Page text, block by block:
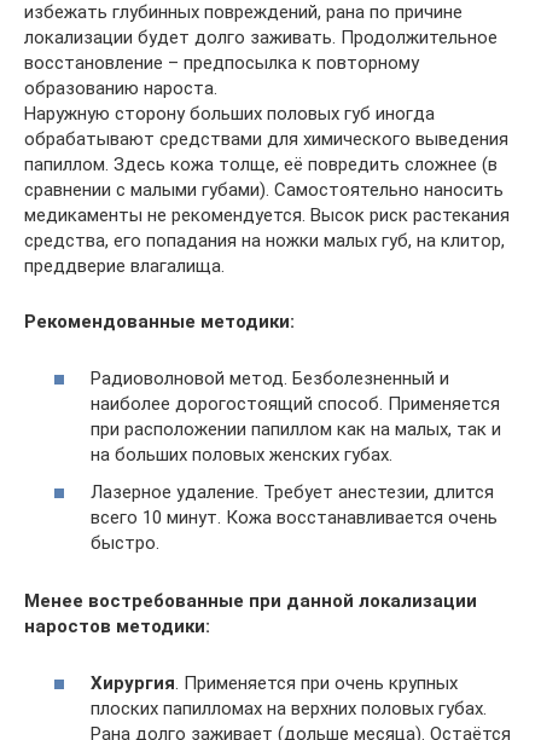
избежать глубинных повреждений, рана по причине
локализации будет долго заживать. Продолжительное
восстановление – предпосылка к повторному
образованию нароста.
Наружную сторону больших половых губ иногда
обрабатывают средствами для химического выведения
папиллом. Здесь кожа толще, её повредить сложнее (в
сравнении с малыми губами). Самостоятельно наносить
медикаменты не рекомендуется. Высок риск растекания
средства, его попадания на ножки малых губ, на клитор,
преддверие влагалища.
Рекомендованные методики:
Радиоволновой метод. Безболезненный и
наиболее дорогостоящий способ. Применяется
при расположении папиллом как на малых, так и
на больших половых женских губах.
Лазерное удаление. Требует анестезии, длится
всего 10 минут. Кожа восстанавливается очень
быстро.
Менее востребованные при данной локализации
наростов методики:
Хирургия . Применяется при очень крупных
плоских папилломах на верхних половых губах.
Рана долго заживает (дольше месяца). Остаётся